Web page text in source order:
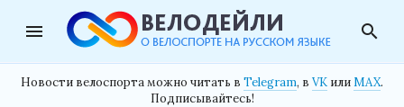
menu search
Новости велоспорта можно читать в Telegram, в VK илиMAX.
Подписывайтесь!